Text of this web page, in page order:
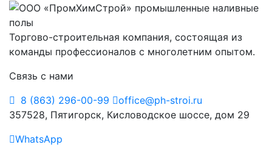
Торгово-строительная компания, состоящая из
команды профессионалов с многолетним опытом.
Связь с нами
8 (863) 296-00-99
office@ph-stroi.ru
357528, Пятигорск, Кисловодское шоссе, дом 29
WhatsApp